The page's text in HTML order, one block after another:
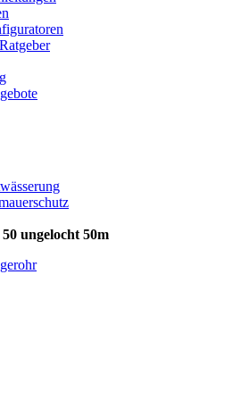
ungelocht 50m